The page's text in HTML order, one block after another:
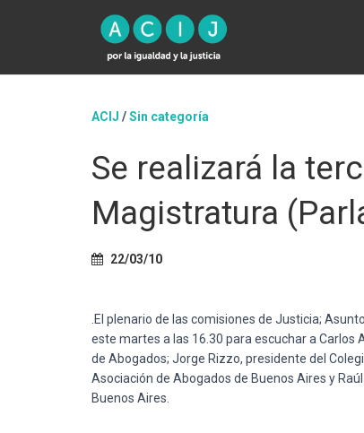
ACIJ /Sin categoría
Se realizará la
Magistratura
22/03/10
.El plenario de las comisiones de Justicia;
este martes a las 16.30 para escuchar a Carlos
de Abogados; Jorge Rizzo, presidente del
Asociación de Abogados de Buenos Aires y
Buenos Aires.